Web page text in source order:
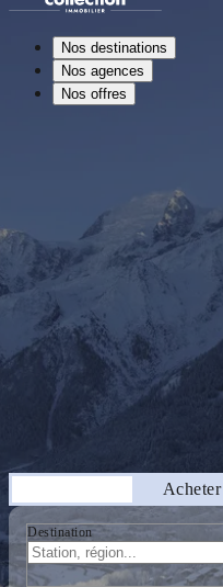
Acheter
Destination
Nos destinations
Nos agences
Nos offres